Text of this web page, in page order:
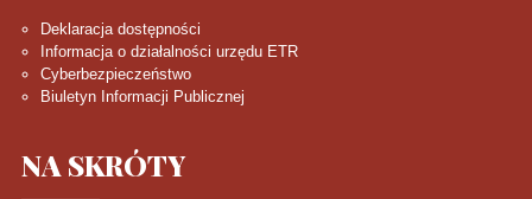
Deklaracja dostępności
Informacja o działalności urzędu ETR
Cyberbezpieczeństwo
Biuletyn Informacji Publicznej
NA SKRÓTY